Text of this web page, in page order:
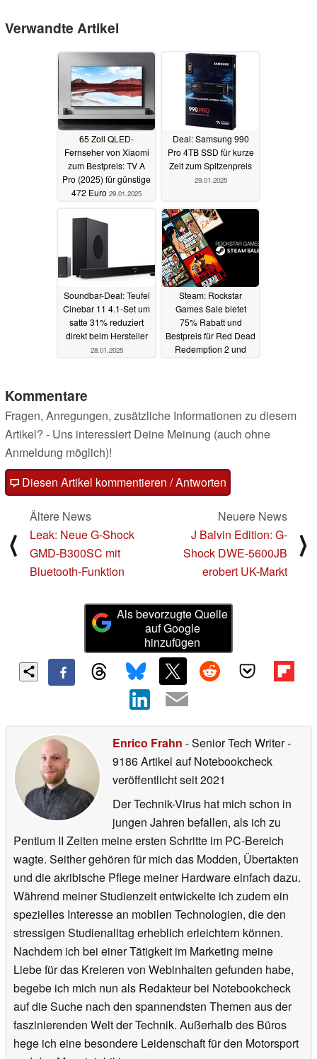
Verwandte Artikel
65 Zoll QLED-
Fernseher von Xiaomi
zum Bestpreis: TV A
Pro (2025) für günstige
472 Euro 29.01.2025
Deal: Samsung 990
Pro 4TB SSD für kurze
Zeit zum Spitzenpreis
29.01.2025
Soundbar-Deal: Teufel
Cinebar 11 4.1-Set um
satte 31% reduziert
direkt beim Hersteller
28.01.2025
Steam: Rockstar
Games Sale bietet
75% Rabatt und
Bestpreis für Red Dead
Redemption 2 und
Kommentare
Fragen, Anregungen, zusätzliche Informationen zu diesem
Artikel? - Uns interessiert Deine Meinung (auch ohne
Anmeldung möglich)!
Diesen Artikel kommentieren / Antworten
⟨
Ältere News
Leak: Neue G-Shock
GMD-B300SC mit
Bluetooth-Funktion
Neuere News
J Balvin Edition: G-
Shock DWE-5600JB
erobert UK-Markt
⟩
Als bevorzugte Quelle
auf Google
hinzufügen
Enrico Frahn - Senior Tech Writer-
9186 Artikel auf Notebookcheck
veröffentlichtseit 2021
Der Technik-Virus hat mich schon in
jungen Jahren befallen, als ich zu
Pentium II Zeiten meine ersten Schritte im PC-Bereich
wagte. Seither gehören für mich das Modden, Übertakten
und die akribische Pflege meiner Hardware einfach dazu.
Während meiner Studienzeit entwickelte ich zudem ein
spezielles Interesse an mobilen Technologien, die den
stressigen Studienalltag erheblich erleichtern können.
Nachdem ich bei einer Tätigkeit im Marketing meine
Liebe für das Kreieren von Webinhalten gefunden habe,
begebe ich mich nun als Redakteur bei Notebookcheck
auf die Suche nach den spannendsten Themen aus der
faszinierenden Welt der Technik. Außerhalb des Büros
hege ich eine besondere Leidenschaft für den Motorsport